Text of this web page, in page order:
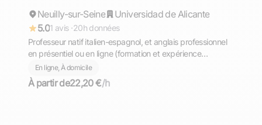
Répond rapidement
Neuilly-sur-Seine
Universidad de Alicante
5.01 avis ·20h données
Professeur natif italien-espagnol, et anglais professionnel
en présentiel ou en ligne (formation et expérience
internationale en business)
En ligne, À domicile
À partir de22,20 €/h